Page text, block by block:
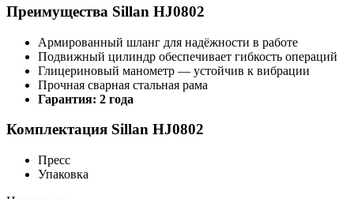
Преимущества Sillan HJ0802
Армированный шланг для надёжности в работе
Подвижный цилиндр обеспечивает гибкость операций
Глицериновый манометр — устойчив к вибрации
Прочная сварная стальная рама
Гарантия: 2 года
Комплектация Sillan HJ0802
Пресс
Упаковка